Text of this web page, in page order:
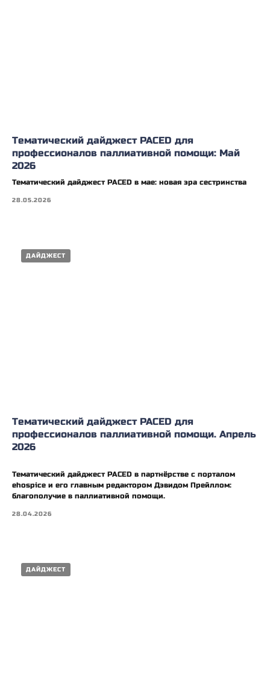
Тематический дайджест PACED для
профессионалов паллиативной помощи: Май
2026
Тематический дайджест PACED в мае: новая эра сестринства
28.05.2026
ДАЙДЖЕСТ
Тематический дайджест PACED для
профессионалов паллиативной помощи. Апрель
2026
Тематический дайджест PACED в партнёрстве с порталом
ehospice и его главным редактором Дэвидом Прейллом:
благополучие в паллиативной помощи.
28.04.2026
ДАЙДЖЕСТ